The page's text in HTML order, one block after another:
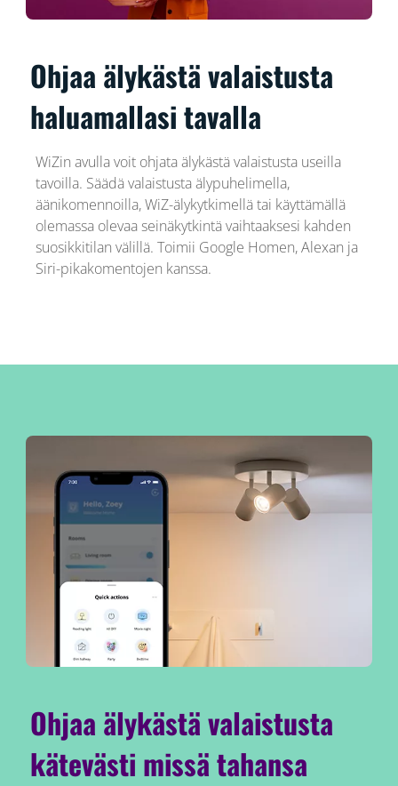
Ohjaa älykästä valaistusta
haluamallasi tavalla
WiZin avulla voit ohjata älykästä valaistusta useilla
tavoilla. Säädä valaistusta älypuhelimella,
äänikomennoilla, WiZ-älykytkimellä tai käyttämällä
olemassa olevaa seinäkytkintä vaihtaaksesi kahden
suosikkitilan välillä. Toimii Google Homen, Alexan ja
Siri-pikakomentojen kanssa.
Ohjaa älykästä valaistusta
kätevästi missä tahansa